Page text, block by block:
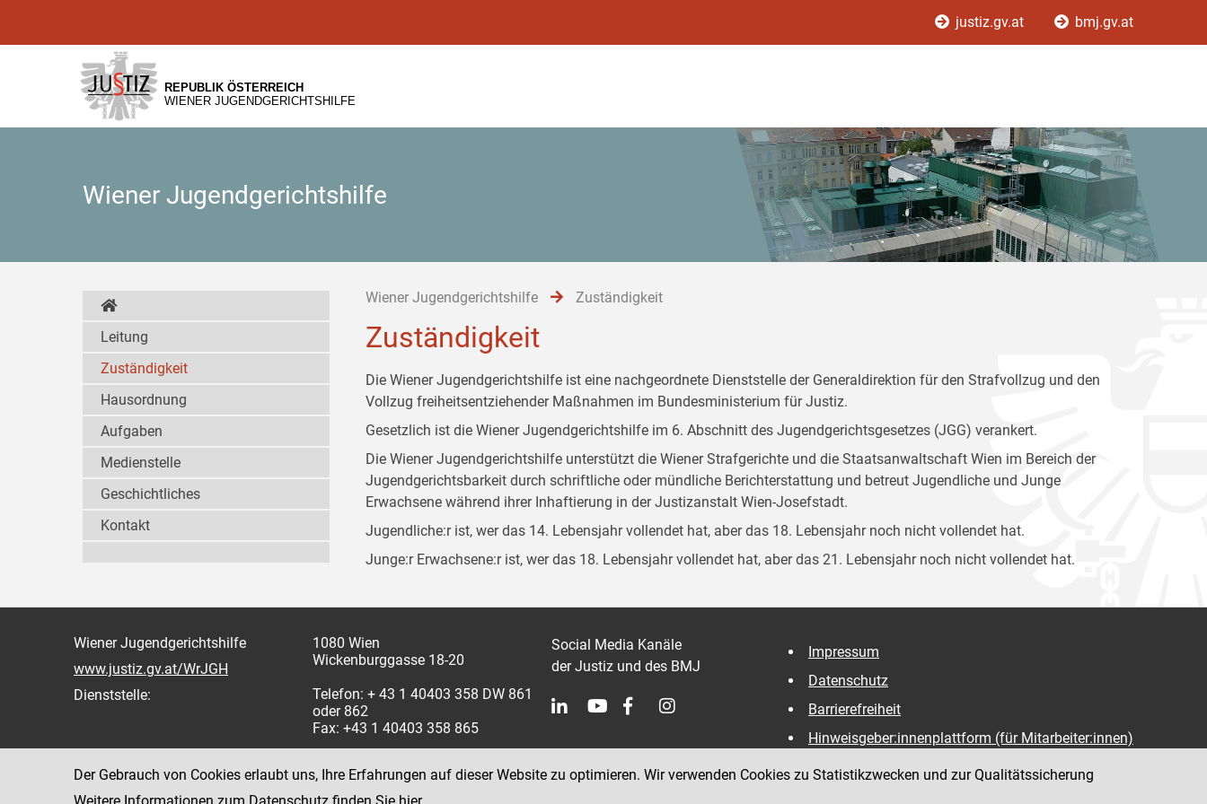
[1]
[2]
[3]
justiz.gv.at bmj.gv.at
REPUBLIK ÖSTERREICH
WIENER JUGENDGERICHTSHILFE
Wiener Jugendgerichtshilfe
Wiener Jugendgerichtshilfe Zuständigkeit
Zuständigkeit
Die Wiener Jugendgerichtshilfe ist eine nachgeordnete Dienststelle der Generaldirektion für den Strafvollzug und den
Vollzug freiheitsentziehender Maßnahmen im Bundesministerium für Justiz.
Gesetzlich ist die Wiener Jugendgerichtshilfe im 6. Abschnitt des Jugendgerichtsgesetzes (JGG) verankert.
Die Wiener Jugendgerichtshilfe unterstützt die Wiener Strafgerichte und die Staatsanwaltschaft Wien im Bereich der
Jugendgerichtsbarkeit durch schriftliche oder mündliche Berichterstattung und betreut Jugendliche und Junge
Erwachsene während ihrer Inhaftierung in der Justizanstalt Wien-Josefstadt.
Jugendliche:r ist, wer das 14. Lebensjahr vollendet hat, aber das 18. Lebensjahr noch nicht vollendet hat.
Junge:r Erwachsene:r ist, wer das 18. Lebensjahr vollendet hat, aber das 21. Lebensjahr noch nicht vollendet hat.
Leitung
Zuständigkeit
Hausordnung
Aufgaben
Medienstelle
Geschichtliches
Kontakt
Wiener Jugendgerichtshilfe
www.justiz.gv.at/WrJGH
Dienststelle:
1080 Wien
Wickenburggasse 18-20
Telefon: + 43 1 40403 358 DW 861
oder 862
Fax: +43 1 40403 358 865
Social Media Kanäle
der Justiz und des BMJ
Impressum
Datenschutz
Barrierefreiheit
Hinweisgeber:innenplattform (für Mitarbeiter:innen)
Der Gebrauch von Cookies erlaubt uns, Ihre Erfahrungen auf dieser Website zu optimieren. Wir verwenden Cookies zu Statistikzwecken und zur Qualitätssicherung